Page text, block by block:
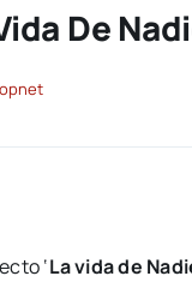
De
‘La vida de